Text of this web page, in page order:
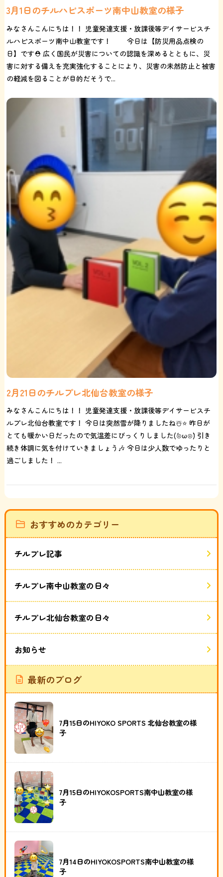
3月1日のチルハピスポーツ南中山教室の様子
みなさんこんにちは！！ 児童発達支援・放課後等デイサービスチ
ルハピスポーツ南中山教室です！ 今日は【防災用品点検の
日】です⛑️ 広く国民が災害についての認識を深めるとともに、災
害に対する備えを充実強化することにより、災害の未然防止と被害
の軽減を図ることが目的だそうで...
2月21日のチルプレ北仙台教室の様子
みなさんこんにちは！！ 児童発達支援・放課後等デイサービスチ
ルプレ北仙台教室です！ 今日は突然雪が降りましたね☃️⭐️ 昨日が
とても暖かい日だったので気温差にびっくりしました(´⊙ω⊙`) 引き
続き体調に気を付けていきましょう🎶 今日は少人数でゆったりと
過ごしました！ ...
おすすめのカテゴリー
チルプレ記事
チルプレ南中山教室の日々
チルプレ北仙台教室の日々
お知らせ
最新のブログ
7月15日のHIYOKO SPORTS 北仙台教室の様
子
7月15日のHIYOKOSPORTS南中山教室の様
子
7月14日のHIYOKOSPORTS南中山教室の様
子